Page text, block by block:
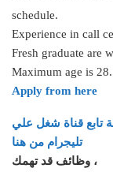
schedule.
Experience in call
Fresh graduate are
Maximum age is 28.
Apply from here
تابع قناة شغل علي
تليجرام من هنا
وظائف قد تهمك ،